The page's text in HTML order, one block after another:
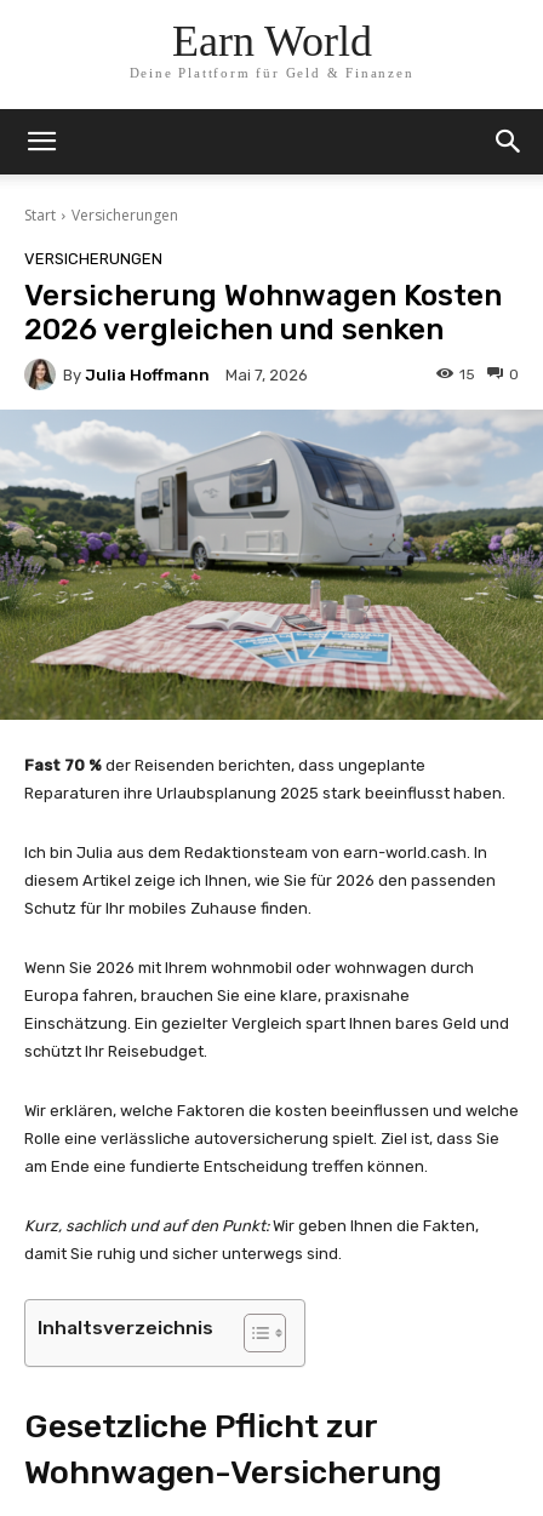
Earn World
Deine Plattform für Geld & Finanzen
Start Versicherungen
VERSICHERUNGEN
Versicherung Wohnwagen Kosten
2026 vergleichen und senken
By Julia Hoffmann Mai 7, 2026 0
15
Fast 70 % der Reisenden berichten, dass ungeplante
Reparaturen ihre Urlaubsplanung 2025 stark beeinflusst haben.
Ich bin Julia aus dem Redaktionsteam von earn-world.cash. In
diesem Artikel zeige ich Ihnen, wie Sie für 2026 den passenden
Schutz für Ihr mobiles Zuhause finden.
Wenn Sie 2026 mit Ihrem wohnmobil oder wohnwagen durch
Europa fahren, brauchen Sie eine klare, praxisnahe
Einschätzung. Ein gezielter Vergleich spart Ihnen bares Geld und
schützt Ihr Reisebudget.
Wir erklären, welche Faktoren die kosten beeinflussen und welche
Rolle eine verlässliche autoversicherung spielt. Ziel ist, dass Sie
am Ende eine fundierte Entscheidung treffen können.
Kurz, sachlich und auf den Punkt:Wir geben Ihnen die Fakten,
damit Sie ruhig und sicher unterwegs sind.
Inhaltsverzeichnis
Gesetzliche Pflicht zur
Wohnwagen-Versicherung